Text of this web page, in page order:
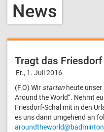
News
Tragt das
Fr., 1. Juli 2016
(F.O) Wir starten heute
Around the World“. Nehmt
Friesdorf-Schal mit in den
es uns dann umgehend an